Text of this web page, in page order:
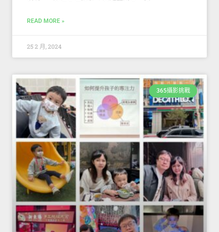
READ MORE »
25 2 月, 2024
365攝影挑戰